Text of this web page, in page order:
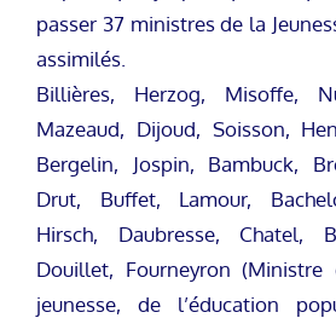
passer 37 ministres de la
assimilés.
Billières, Herzog, Misoffe,
Mazeaud, Dijoud, Soisson,
Bergelin, Jospin, Bambuck,
Drut, Buffet, Lamour,
Hirsch, Daubresse, Chatel,
Douillet, Fourneyron
jeunesse, de l’éducation